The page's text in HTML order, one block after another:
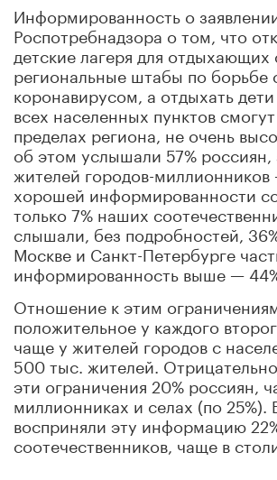
Информированность о
Роспотребнадзора о том, что
детские лагеря для отдыхающих
региональные штабы по борьбе
коронавирусом, а отдыхать
всех населенных пунктов
пределах региона, не очень
об этом услышали 57% россиян,
жителей городов-
хорошей информированности
только 7% наших
слышали, без подробностей,
Москве и Санкт-Петербурге
информированность выше —
Отношение к этим
положительное у каждого
чаще у жителей городов с
500 тыс. жителей.
эти ограничения 20% россиян,
миллионниках и селах (по 25%).
восприняли эту информацию
соотечественников, чаще в